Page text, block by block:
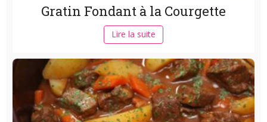
Gratin Fondant à la Courgette
Lire la suite